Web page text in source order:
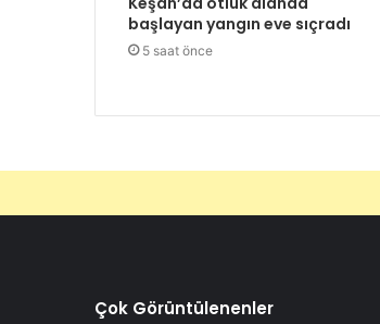
başlayan yangın eve sıçradı
5 saat önce
Çok Görüntülenenler